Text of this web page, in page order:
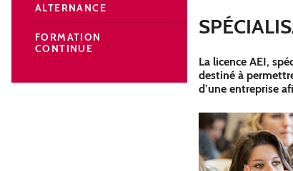
La licence AEI,
destiné à
d’une entreprise
ALTERNANCE
FORMATION
CONTINUE